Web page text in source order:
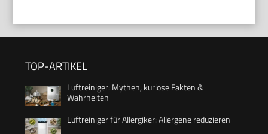
TOP-ARTIKEL
Luftreiniger: Mythen, kuriose Fakten &
Wahrheiten
Luftreiniger für Allergiker: Allergene reduzieren